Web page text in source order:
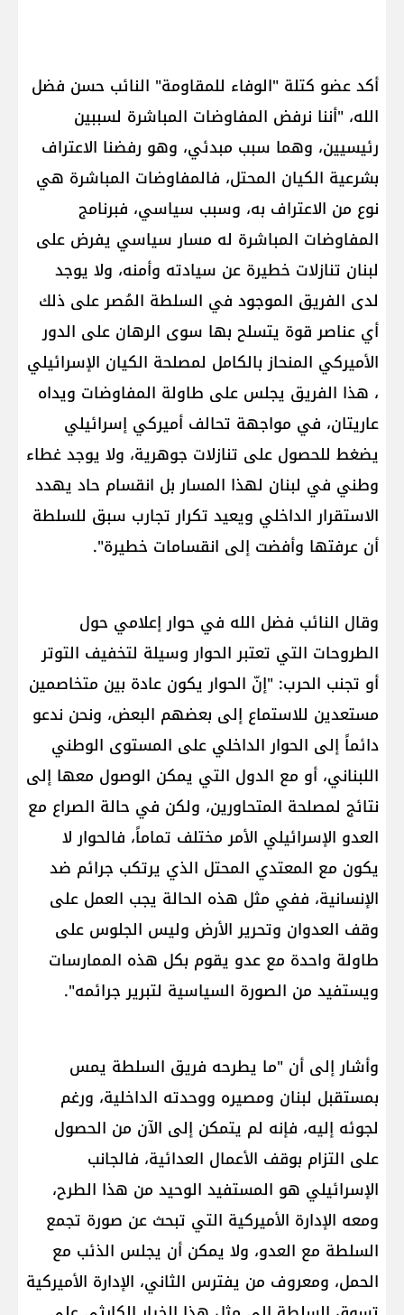
أكد عضو كتلة "الوفاء للمقاومة" النائب ​حسن فضل
الله​، "أننا نرفض ​المفاوضات المباشرة​ لسببين
رئيسيين، وهما سبب مبدئي، وهو رفضنا الاعتراف
بشرعية الكيان المحتل، فالمفاوضات المباشرة هي
نوع من الاعتراف به، وسبب سياسي، فبرنامج
المفاوضات المباشرة له مسار سياسي يفرض على ​
لبنان​ تنازلات خطيرة عن سيادته وأمنه، ولا يوجد
لدى الفريق الموجود في السلطة المُصر على ذلك
أي عناصر قوة يتسلح بها سوى الرهان على الدور
الأميركي المنحاز بالكامل لمصلحة ​الكيان الإسرائيلي​
، هذا الفريق يجلس على طاولة المفاوضات ويداه
عاريتان، في مواجهة تحالف أميركي إسرائيلي
يضغط للحصول على تنازلات جوهرية، ولا يوجد غطاء
وطني في لبنان لهذا المسار بل انقسام حاد يهدد
الاستقرار الداخلي ويعيد تكرار تجارب سبق للسلطة
أن عرفتها وأفضت إلى انقسامات خطيرة".
وقال النائب فضل الله في حوار إعلامي حول
الطروحات التي تعتبر الحوار وسيلة لتخفيف التوتر
أو تجنب الحرب: "إنّ الحوار يكون عادة بين متخاصمين
مستعدين للاستماع إلى بعضهم البعض، ونحن ندعو
دائماً إلى ​الحوار الداخلي​ على المستوى الوطني
اللبناني، أو مع الدول التي يمكن الوصول معها إلى
نتائج لمصلحة المتحاورين، ولكن في حالة الصراع مع
العدو الإسرائيلي الأمر مختلف تماماً، فالحوار لا
يكون مع المعتدي المحتل الذي يرتكب جرائم ضد
الإنسانية، ففي مثل هذه الحالة يجب العمل على
وقف العدوان وتحرير الأرض وليس الجلوس على
طاولة واحدة مع عدو يقوم بكل هذه الممارسات
ويستفيد من الصورة السياسية لتبرير جرائمه".
وأشار إلى أن "ما يطرحه فريق السلطة يمس
بمستقبل لبنان ومصيره ووحدته الداخلية، ورغم
لجوئه إليه، فإنه لم يتمكن إلى الآن من الحصول
على التزام بوقف الأعمال العدائية، فالجانب
الإسرائيلي هو المستفيد الوحيد من هذا الطرح،
ومعه ​الإدارة الأميركية​ التي تبحث عن صورة تجمع
السلطة مع العدو، ولا يمكن أن يجلس الذئب مع
الحمل، ومعروف من يفترس الثاني، الإدارة الأميركية